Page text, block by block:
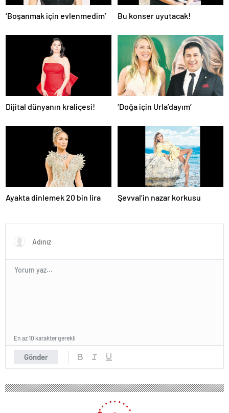
‘Boşanmak için evlenmedim’ Bu konser uyutacak!
Dijital dünyanın kraliçesi! ‘Doğa için Urla’dayım’
Ayakta dinlemek 20 bin lira Şevval’in nazar korkusu
Gönder
En az 10 karakter gerekli